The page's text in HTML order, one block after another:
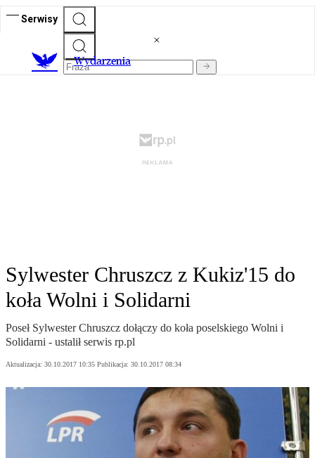
Serwisy
Wydarzenia
Sylwester Chruszcz z Kukiz'15 do
koła Wolni i Solidarni
Poseł Sylwester Chruszcz dołączy do koła poselskiego Wolni i
Solidarni - ustalił serwis rp.pl
Aktualizacja: 30.10.2017 10:35 Publikacja: 30.10.2017 08:34